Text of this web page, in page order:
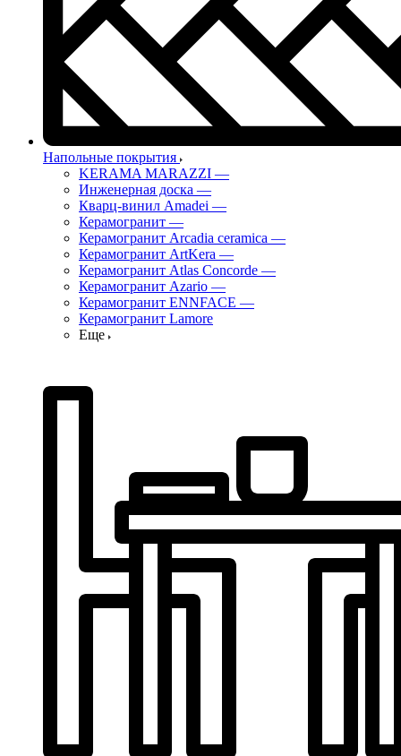
Напольные покрытия
KERAMA MARAZZI —
Инженерная доска —
Кварц-винил Amadei —
Керамогранит —
Керамогранит Arcadia ceramica —
Керамогранит ArtKera —
Керамогранит Atlas Concorde —
Керамогранит Azario —
Керамогранит ENNFACE —
Керамогранит Lamore
Еще